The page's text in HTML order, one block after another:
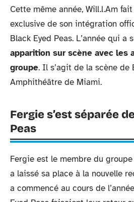
Cette même année, Will.l.Am
exclusive de son intégration
Black Eyed Peas. L’année qui a
apparition sur scène avec les
groupe. Il s’agit de la scène de
Amphithéâtre de Miami.
Fergie s’est séparée
Peas
Fergie est le membre du
a laissé sa place à la nouvelle
a commencé au cours de